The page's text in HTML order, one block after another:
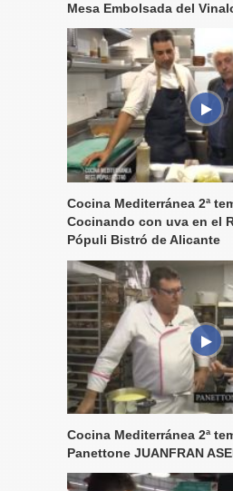
Mesa Embolsada del
Cocina Mediterránea 2ª
Cocinando con uva en el
Pópuli Bistró de Alicante
Cocina Mediterránea 2ª
Panettone JUANFRAN